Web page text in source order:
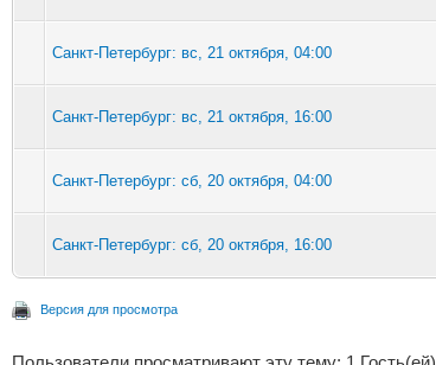
Санкт-Петербург: вс, 21 октября, 04:00
Санкт-Петербург: вс, 21 октября, 16:00
Санкт-Петербург: сб, 20 октября, 04:00
Санкт-Петербург: сб, 20 октября, 16:00
Версия для просмотра